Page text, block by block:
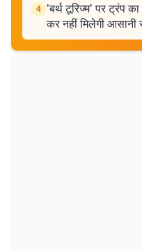
4 'बर्थ टूरिज्म' पर ट्रंप
कर नहीं मिलेगी आसानी